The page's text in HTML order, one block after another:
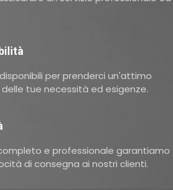
per prenderci un'attimo
tue necessità ed esigenze.
e professionale garantiamo
di consegna ai nostri clienti.